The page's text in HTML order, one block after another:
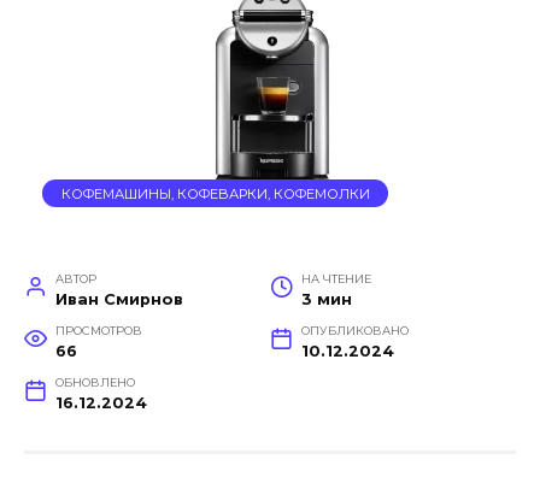
КОФЕМАШИНЫ, КОФЕВАРКИ, КОФЕМОЛКИ
АВТОР
Иван Смирнов
НА ЧТЕНИЕ
3 мин
ПРОСМОТРОВ
66
ОПУБЛИКОВАНО
10.12.2024
ОБНОВЛЕНО
16.12.2024